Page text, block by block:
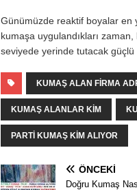
Günümüzde reaktif boyalar en
kumaşa uygulandıkları
seviyede yerinde tutacak
KUMAŞ ALAN FIRMA
KUMAŞ ALANLAR KIM
PARTI KUMAŞ KIM ALIYOR
ÖNCEKI
Doğru Kumaş